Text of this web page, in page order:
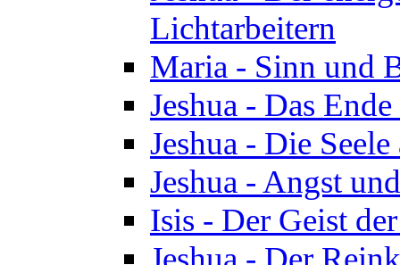
Lichtarbeitern
Maria - Sinn und
Jeshua - Das
Jeshua - Die
Jeshua - Angst
Isis - Der Geist